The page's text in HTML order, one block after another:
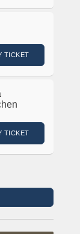
TICKET
TICKET